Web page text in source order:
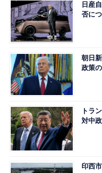
日産
否に
朝日
政策
トラ
対中
印西